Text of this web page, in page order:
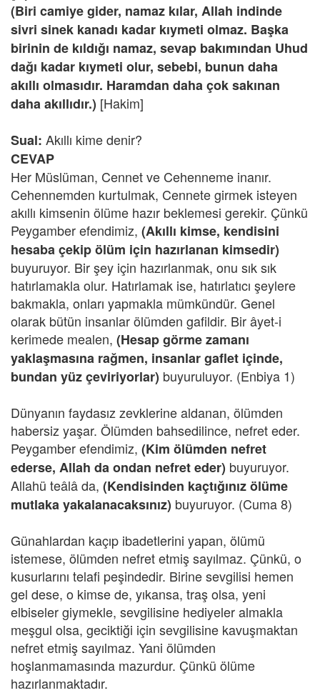
(Biri camiye gider, namaz kılar, Allah indinde
sivri sinek kanadı kadar kıymeti olmaz. Başka
birinin de kıldığı namaz, sevap bakımından Uhud
dağı kadar kıymeti olur, sebebi, bunun daha
akıllı olmasıdır. Haramdan daha çok sakınan
daha akıllıdır.) [Hakim]
Sual: Akıllı kime denir?
CEVAP
Her Müslüman, Cennet ve Cehenneme inanır.
Cehennemden kurtulmak, Cennete girmek isteyen
akıllı kimsenin ölüme hazır beklemesi gerekir. Çünkü
Peygamber efendimiz, (Akıllı kimse, kendisini
hesaba çekip ölüm için hazırlanan kimsedir)
buyuruyor. Bir şey için hazırlanmak, onu sık sık
hatırlamakla olur. Hatırlamak ise, hatırlatıcı şeylere
bakmakla, onları yapmakla mümkündür. Genel
olarak bütün insanlar ölümden gafildir. Bir âyet-i
kerimede mealen, (Hesap görme zamanı
yaklaşmasına rağmen, insanlar gaflet içinde,
bundan yüz çeviriyorlar) buyuruluyor. (Enbiya 1)
Dünyanın faydasız zevklerine aldanan, ölümden
habersiz yaşar. Ölümden bahsedilince, nefret eder.
Peygamber efendimiz, (Kim ölümden nefret
ederse, Allah da ondan nefret eder) buyuruyor.
Allahü teâlâ da, (Kendisinden kaçtığınız ölüme
mutlaka yakalanacaksınız) buyuruyor. (Cuma 8)
Günahlardan kaçıp ibadetlerini yapan, ölümü
istemese, ölümden nefret etmiş sayılmaz. Çünkü, o
kusurlarını telafi peşindedir. Birine sevgilisi hemen
gel dese, o kimse de, yıkansa, traş olsa, yeni
elbiseler giymekle, sevgilisine hediyeler almakla
meşgul olsa, geciktiği için sevgilisine kavuşmaktan
nefret etmiş sayılmaz. Yani ölümden
hoşlanmamasında mazurdur. Çünkü ölüme
hazırlanmaktadır.